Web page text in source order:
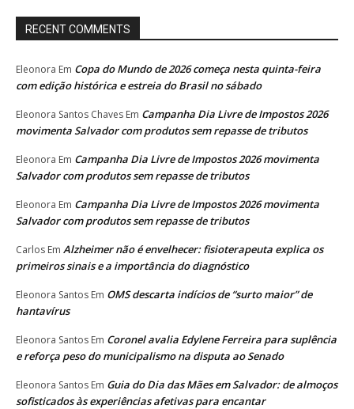
RECENT COMMENTS
Eleonora Em Copa do Mundo de 2026 começa nesta quinta-feira
com edição histórica e estreia do Brasil no sábado
Eleonora Santos Chaves Em Campanha Dia Livre de Impostos 2026
movimenta Salvador com produtos sem repasse de tributos
Eleonora Em Campanha Dia Livre de Impostos 2026 movimenta
Salvador com produtos sem repasse de tributos
Eleonora Em Campanha Dia Livre de Impostos 2026 movimenta
Salvador com produtos sem repasse de tributos
Carlos Em Alzheimer não é envelhecer: fisioterapeuta explica os
primeiros sinais e a importância do diagnóstico
Eleonora Santos Em OMS descarta indícios de “surto maior” de
hantavírus
Eleonora Santos Em Coronel avalia Edylene Ferreira para suplência
e reforça peso do municipalismo na disputa ao Senado
Eleonora Santos Em Guia do Dia das Mães em Salvador: de almoços
sofisticados às experiências afetivas para encantar